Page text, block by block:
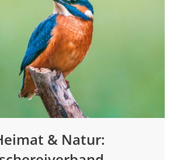
& Natur: